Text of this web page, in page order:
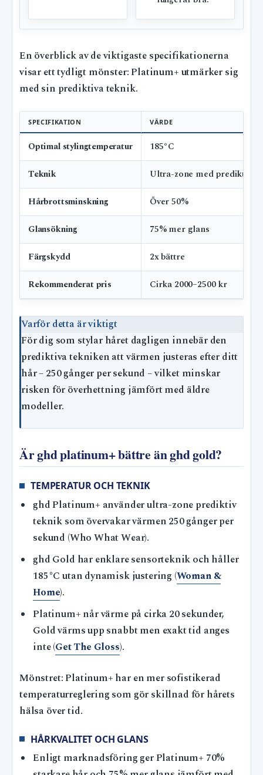
En överblick av de viktigaste specifikationerna
visar ett tydligt mönster: Platinum+ utmärker sig
med sin prediktiva teknik.
SPECIFIKATION VÄRDE
Optimal stylingtemperatur 185°C
Teknik Ultra-zone med prediktiv
Hårbrottsminskning Över 50%
Glansökning 75% mer glans
Färgskydd 2x bättre
Rekommenderat pris Cirka 2000–2500 kr
Varför detta är viktigt
För dig som stylar håret dagligen innebär den
prediktiva tekniken att värmen justeras efter ditt
hår – 250 gånger per sekund – vilket minskar
risken för överhettning jämfört med äldre
modeller.
Är ghd platinum+ bättre än ghd gold?
TEMPERATUR OCH TEKNIK
ghd Platinum+ använder ultra-zone prediktiv
teknik som övervakar värmen 250 gånger per
sekund (Who What Wear).
ghd Gold har enklare sensorteknik och håller
185°C utan dynamisk justering (Woman &
Home).
Platinum+ når värme på cirka 20 sekunder,
Gold värms upp snabbt men exakt tid anges
inte (Get The Gloss).
Mönstret: Platinum+ har en mer sofistikerad
temperaturreglering som gör skillnad för hårets
hälsa över tid.
HÅRKVALITET OCH GLANS
Enligt marknadsföring ger Platinum+ 70%